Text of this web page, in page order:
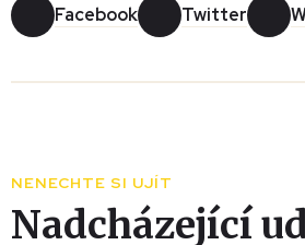
Facebook Twitter
NENECHTE SI UJÍT
Nadcházející